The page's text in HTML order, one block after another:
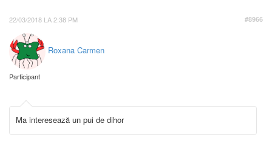
22/03/2018 LA 2:38 PM #8966
Roxana Carmen
Participant
Ma interesează un pui de dihor